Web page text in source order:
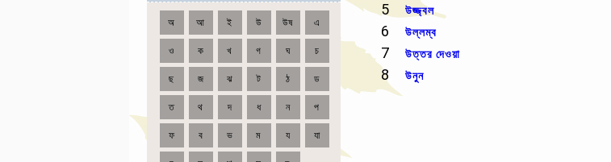
অ আ ই উ উষ এ
ও ক খ গ ঘ চ
ছ জ ঝ ট ঠ ড
ত থ দ ধ ন প
ফ ব ভ ম য যা
5 উজ্জ্বল
6 উল্লম্ব
7 উত্তর দেওয়া
8 উনুন